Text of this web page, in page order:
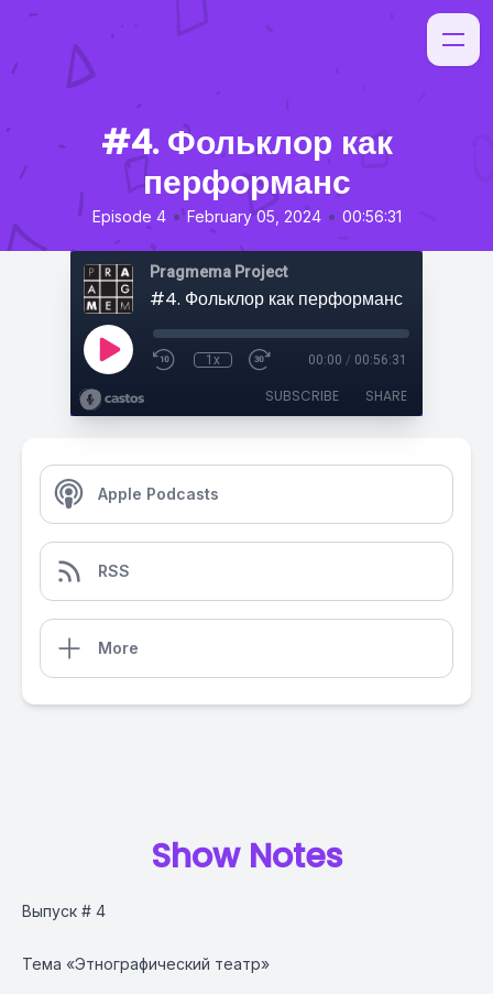
#4. Фольклор как
перформанс
Episode 4 • February 05, 2024 • 00:56:31
Pragmema Project
#4. Фольклор как перформанс
1x 00:00 / 00:56:31
SUBSCRIBE SHARE
Apple Podcasts
RSS
More
Show Notes
Выпуск # 4
Тема «Этнографический театр»